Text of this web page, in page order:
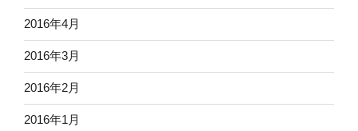
2016年4月
2016年3月
2016年2月
2016年1月